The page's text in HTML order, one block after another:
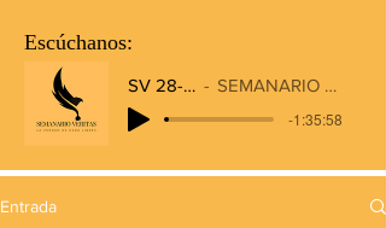
Escúchanos:
SV 28-12-2025
SEMANARIO VERITAS RADIO
-1:35:58
Entrada